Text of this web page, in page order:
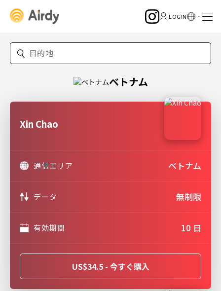
ベトナム
Xin Chao
通信エリア ベトナム
データ 無制限
有効期間 10 日
US$34.5 - 今すぐ購入